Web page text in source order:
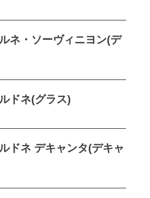
ネ・ソーヴィニヨン(デ
ドネ(グラス)
ドネ デキャンタ(デキャ